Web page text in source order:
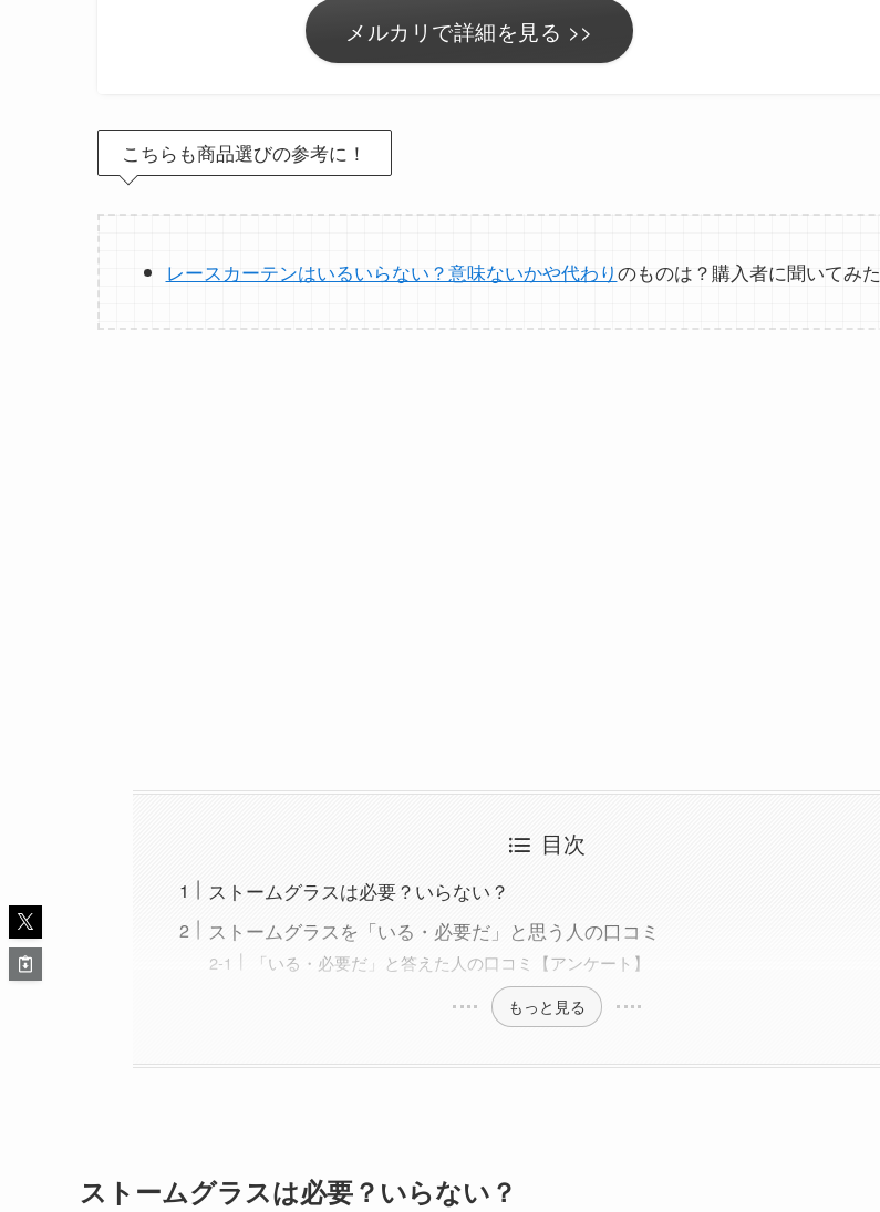
メルカリで詳細を見る >>
こちらも商品選びの参考に！
レースカーテンはいるいらない？意味ないかや代わりのものは？購入者に聞いてみた
目次
ストームグラスは必要？いらない？
ストームグラスを「いる・必要だ」と思う人の口コミ
「いる・必要だ」と答えた人の口コミ【アンケート】
もっと見る
ストームグラスは必要？いらない？